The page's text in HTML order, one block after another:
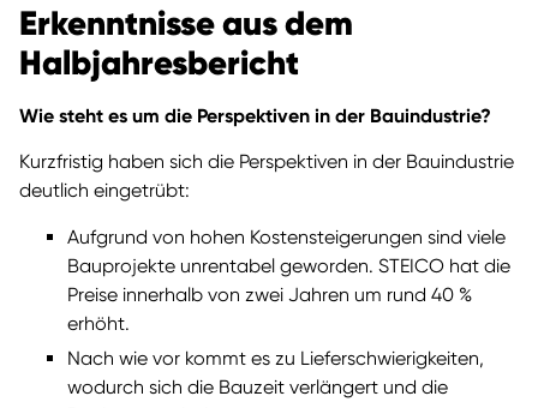
Erkenntnisse aus dem
Halbjahresbericht
Wie steht es um die Perspektiven in der Bauindustrie?
Kurzfristig haben sich die Perspektiven in der Bauindustrie
deutlich eingetrübt:
Aufgrund von hohen Kostensteigerungen sind viele
Bauprojekte unrentabel geworden. STEICO hat die
Preise innerhalb von zwei Jahren um rund 40 %
erhöht.
Nach wie vor kommt es zu Lieferschwierigkeiten,
wodurch sich die Bauzeit verlängert und die